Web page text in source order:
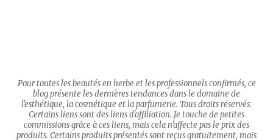
Pour toutes les beautés en herbe et les professionnels confirmés, ce
blog présente les dernières tendances dans le domaine de
l'esthétique, la cosmétique et la parfumerie. Tous droits réservés.
Certains liens sont des liens d'affiliation. Je touche de petites
commissions grâce à ces liens, mais cela n'affecte pas le prix des
produits. Certains produits présentés sont reçus gratuitement, mais